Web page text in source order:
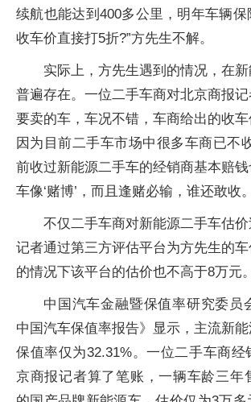
续航也能达到400多公里，明年车辆
收车价直接打5折?”方先生不解。
实际上，方先生遇到的情况，在
普遍存在。一位二手车商对北京商报
要卖的车，车况不错，车商给出的收车
因为目前二手车市场中很多车商已不
前收过新能源二手车的经销商基本赔
车像‘赌博’，而且逢赌必输，谁还敢收
不仅二手车商对新能源二手车估
记者通过第三方评估平台为方先生的
的情况下该平台的估价也不高于8万元。
中国汽车金融暨保值率研究委员
中国汽车保值率报告》显示，主流新
保值率仅为32.31%。一位二手车商经
京商报记者算了笔账，一辆车龄三年